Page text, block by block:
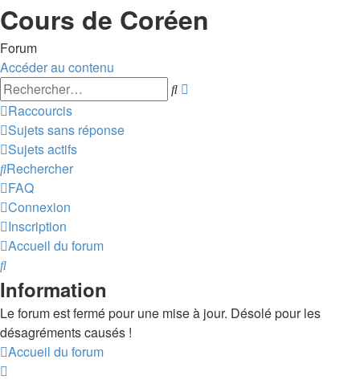
Cours de Coréen
Forum
Accéder au contenu
Rechercher
Raccourcis
Sujets sans réponse
Sujets actifs
Rechercher
FAQ
Connexion
Inscription
Accueil du forum
Rechercher
Information
Le forum est fermé pour une mise à jour. Désolé pour les
désagréments causés !
Accueil du forum